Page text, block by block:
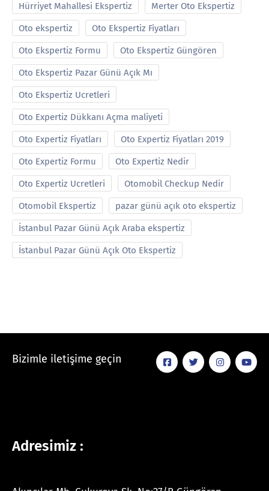
Hürriyet Mahallesi Ekspertiz Merter Oto Ekspertiz
Oto ekspertiz Oto Ekspertiz Fiyatları
Oto Ekspertiz Formu Oto Ekspertiz Güngören
Oto Ekspertiz Pazar Günü Açık Mı
Oto Ekspertiz Ucretleri
Oto Expertiz Dükkanı Açma maliyeti
Oto Expertiz Fiyatları Oto Expertiz Fiyatları 2019
Oto Expertiz Formu Oto Expertiz Nedir
Oto Expertiz Ucretleri Otomobil Checkup Nedir
Otomobil Ekspertiz pazar günü açık oto ekspertiz
İstanbul Pazar Günü Açık Araba ekspertiz
İstanbul Pazar Günü Açık Oto Ekspertiz
Bizimle iletişime geçin
Adresimiz :